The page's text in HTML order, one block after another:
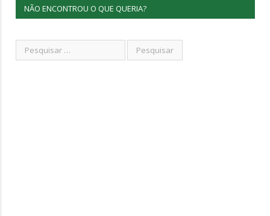
NÃO ENCONTROU O QUE QUERIA?